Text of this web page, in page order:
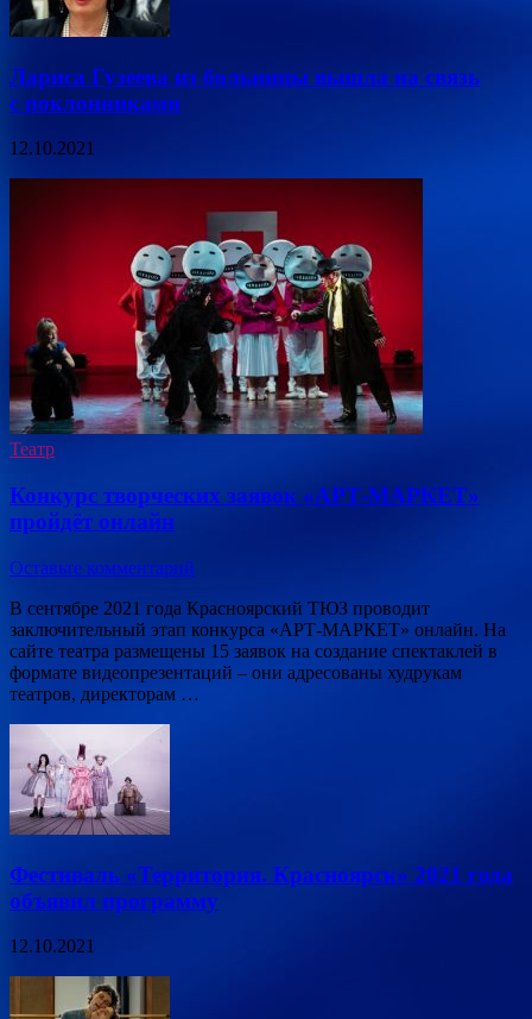
Лариса Гузеева из больницы вышла на связь
с поклонниками
12.10.2021
Театр
Конкурс творческих заявок «АРТ-МАРКЕТ»
пройдёт онлайн
Оставьте комментарий
В сентябре 2021 года Красноярский ТЮЗ проводит
заключительный этап конкурса «АРТ-МАРКЕТ» онлайн. На
сайте театра размещены 15 заявок на создание спектаклей в
формате видеопрезентаций – они адресованы худрукам
театров, директорам …
Фестиваль «Территория. Красноярск» 2021 года
объявил программу
12.10.2021